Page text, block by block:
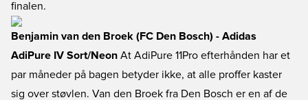
finalen.
Benjamin van den Broek (FC Den Bosch) - Adidas
AdiPure IV Sort/Neon At AdiPure 11Pro efterhånden har et
par måneder på bagen betyder ikke, at alle proffer kaster
sig over støvlen. Van den Broek fra Den Bosch er en af de